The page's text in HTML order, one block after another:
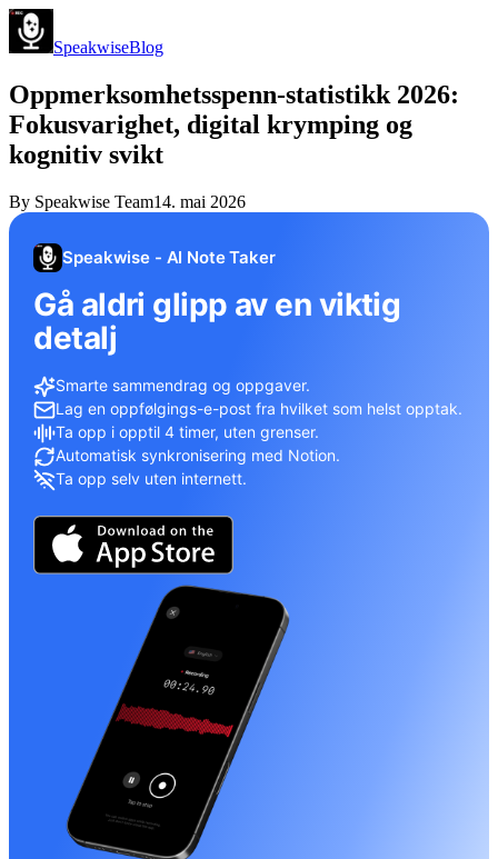
SpeakwiseBlog
Oppmerksomhetsspenn-statistikk 2026:
Fokusvarighet, digital krymping og
kognitiv svikt
By Speakwise Team14. mai 2026
Speakwise - AI Note Taker
Gå aldri glipp av en viktig
detalj
Smarte sammendrag og oppgaver.
Lag en oppfølgings-e-post fra hvilket som helst opptak.
Ta opp i opptil 4 timer, uten grenser.
Automatisk synkronisering med Notion.
Ta opp selv uten internett.